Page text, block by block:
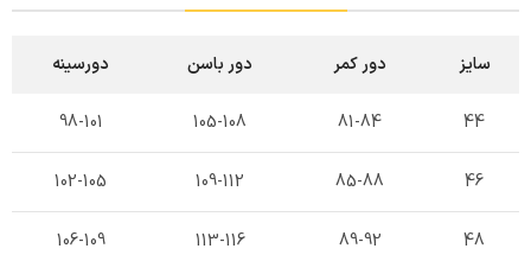
سایز دور کمر دور باسن دورسینه
44
81-84
105-108
98-101
46
85-88
109-112
102-105
48
89-92
113-116
106-109